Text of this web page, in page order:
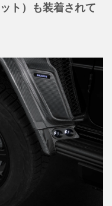
ト）も装着されて